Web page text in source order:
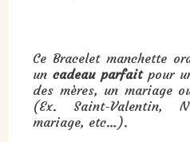
Ce Bracelet manchette
uncadeau parfaitpour
des mères, un mariage
(Ex. Saint-Valentin,
mariage, etc…).